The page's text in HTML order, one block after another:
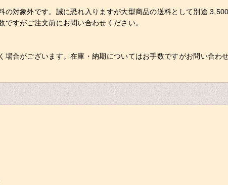
の対象外です。誠に恐れ入りますが大型商品の送料として別途
ですがご注文前にお問い合わせください。
場合がございます。在庫・納期についてはお手数ですがお問い合わせ